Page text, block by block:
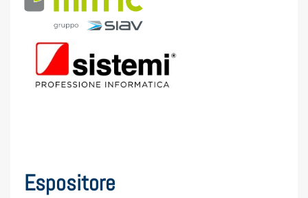
Espositore